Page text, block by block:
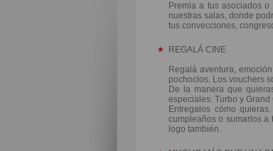
Premia a tus asociados
nuestras salas, donde
tus convecciones,
REGALÁ CINE
Regalá aventura,
pochoclos. Los vouchers
De la manera que
especiales: Turbo y
Entregalos cómo quieras.
cumpleaños o sumarlos a
logo también.